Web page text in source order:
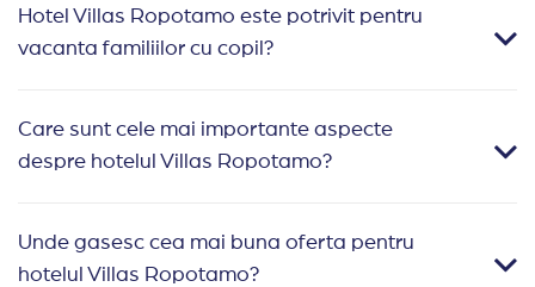
Hotel Villas Ropotamo este potrivit pentru
vacanta familiilor cu copil?
Care sunt cele mai importante aspecte
despre hotelul Villas Ropotamo?
Unde gasesc cea mai buna oferta pentru
hotelul Villas Ropotamo?